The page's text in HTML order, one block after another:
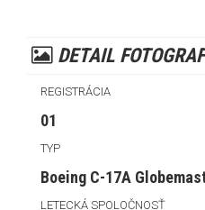
DETAIL
REGISTRÁCIA
01
TYP
Boeing C-17A
LETECKÁ SPOLOČNOSŤ